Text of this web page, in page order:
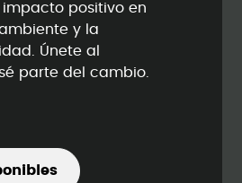
impacto positivo en
y la
Únete al
parte del cambio.